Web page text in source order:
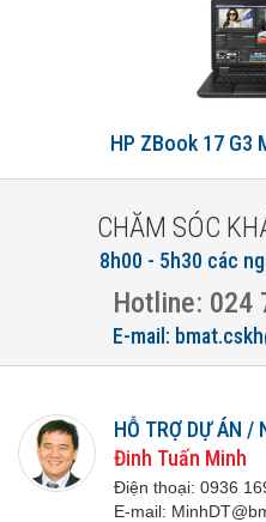
HP ZBook 17 G3
CHĂM SÓC
8h00 - 5h30 các
Hotline: 024
E-mail:
HỖ TRỢ DỰ ÁN /
Đinh Tuấn Minh
Điện thoại: 0936
E-mail: M